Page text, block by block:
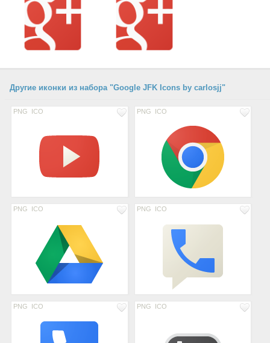
Другие иконки из набора "Google JFK Icons by carlosjj"
PNG ICO PNG ICO
PNG ICO PNG ICO
PNG ICO PNG ICO